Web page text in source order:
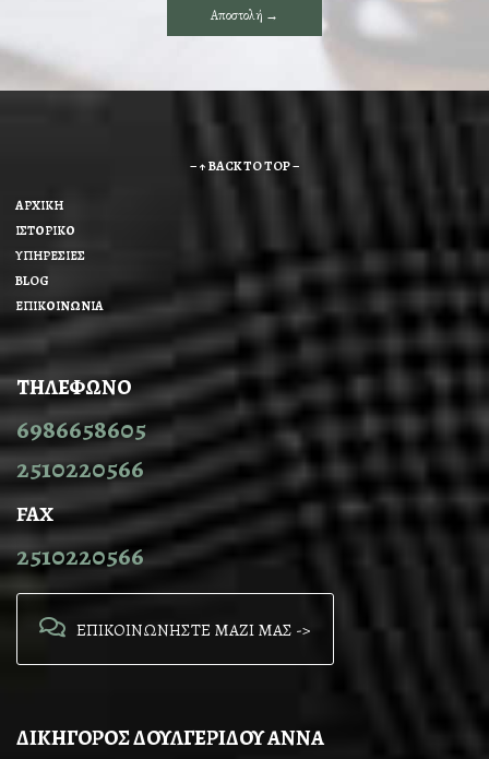
– ↑ BACK TO TOP –
ΑΡΧΙΚΗ
ΙΣΤΟΡΙΚΟ
ΥΠΗΡΕΣΙΕΣ
BLOG
ΕΠΙΚΟΙΝΩΝΙΑ
ΤΗΛΕΦΩΝΟ
6986658605
2510220566
FAX
2510220566
ΕΠΙΚΟΙΝΩΝΗΣΤΕ ΜΑΖΙ ΜΑΣ ->
ΔΙΚΗΓΟΡΟΣ ΔΟΥΛΓΕΡΙΔΟΥ ΑΝΝΑ